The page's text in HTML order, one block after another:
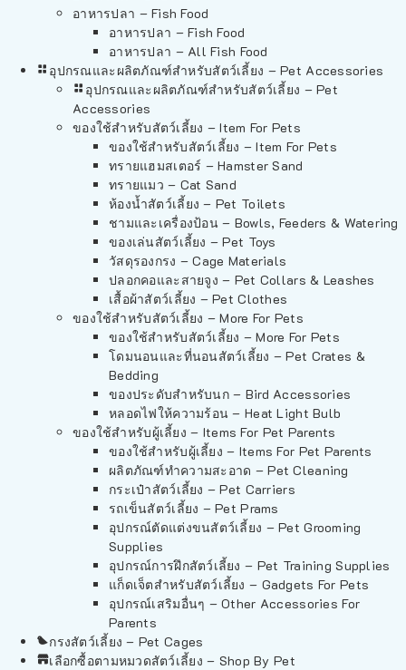
อาหารปลา – Fish Food
อาหารปลา – Fish Food
อาหารปลา – All Fish Food
อุปกรณและผลิตภัณฑ์สำหรับสัตว์เลี้ยง – Pet Accessories
อุปกรณและผลิตภัณฑ์สำหรับสัตว์เลี้ยง – Pet
Accessories
ของใช้สำหรับสัตว์เลี้ยง – Item For Pets
ของใช้สำหรับสัตว์เลี้ยง – Item For Pets
ทรายแฮมสเตอร์ – Hamster Sand
ทรายแมว – Cat Sand
ห้องน้ำสัตว์เลี้ยง – Pet Toilets
ชามและเครื่องป้อน – Bowls, Feeders & Watering
ของเล่นสัตว์เลี้ยง – Pet Toys
วัสดุรองกรง – Cage Materials
ปลอกคอและสายจูง – Pet Collars & Leashes
เสื้อผ้าสัตว์เลี้ยง – Pet Clothes
ของใช้สำหรับสัตว์เลี้ยง – More For Pets
ของใช้สำหรับสัตว์เลี้ยง – More For Pets
โดมนอนและที่นอนสัตว์เลี้ยง – Pet Crates &
Bedding
ของประดับสำหรับนก – Bird Accessories
หลอดไฟให้ความร้อน – Heat Light Bulb
ของใช้สำหรับผู้เลี้ยง – Items For Pet Parents
ของใช้สำหรับผู้เลี้ยง – Items For Pet Parents
ผลิตภัณฑ์ทำความสะอาด – Pet Cleaning
กระเป๋าสัตว์เลี้ยง – Pet Carriers
รถเข็นสัตว์เลี้ยง – Pet Prams
อุปกรณ์ตัดแต่งขนสัตว์เลี้ยง – Pet Grooming
Supplies
อุปกรณ์การฝึกสัตว์เลี้ยง – Pet Training Supplies
แก็ดเจ็ตสำหรับสัตว์เลี้ยง – Gadgets For Pets
อุปกรณ์เสริมอื่นๆ – Other Accessories For
Parents
กรงสัตว์เลี้ยง – Pet Cages
เลือกซื้อตามหมวดสัตว์เลี้ยง – Shop By Pet